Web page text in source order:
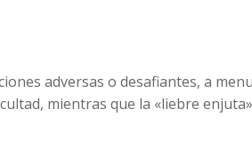
adversas o desafiantes, a
mientras que la «liebre